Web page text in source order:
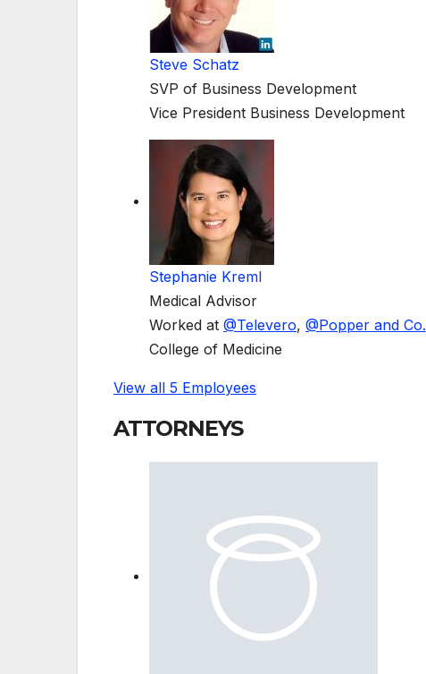
Steve Schatz
SVP of Business Development
Vice President Business Development
Stephanie Kreml
Medical Advisor
Worked at @Televero, @Popper and Co.
College of Medicine
View all 5 Employees
ATTORNEYS